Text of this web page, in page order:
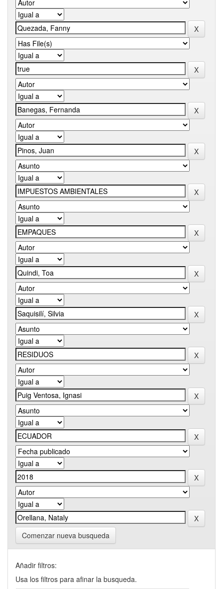
Comenzar nueva busqueda
Añadir filtros:
Usa los filtros para afinar la busqueda.